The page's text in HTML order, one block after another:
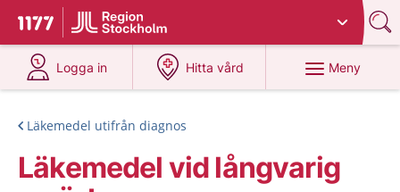
Till startsidan för 1177
Du har valt region
Logga in
på 1177.se
Hitta vård
på 1177.se
Meny
Läkemedel utifrån diagnos
Läkemedel vid långvarig